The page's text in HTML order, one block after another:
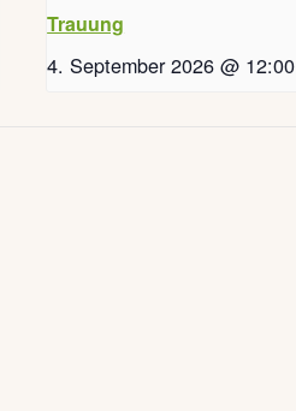
Trauung
4. September 2026 @ 12:00